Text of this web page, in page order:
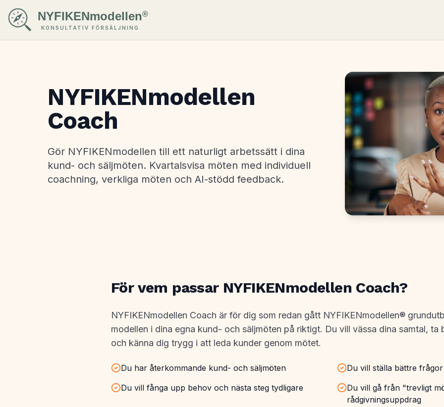
NYFIKENmodellen®
KONSULTATIV FÖRSÄLJNING
NYFIKENmodellen
Coach
Gör NYFIKENmodellen till ett naturligt arbetssätt i dina
kund- och säljmöten. Kvartalsvisa möten med individuell
coachning, verkliga möten och AI-stödd feedback.
För vem passar NYFIKENmodellen Coach?
NYFIKENmodellen Coach är för dig som redan gått NYFIKENmodellen®
modellen i dina egna kund- och säljmöten på riktigt. Du vill vässa dina samtal, ta
och känna dig trygg i att leda kunder genom mötet.
Du har återkommande kund- och säljmöten
Du vill ställa bättre
Du vill fånga upp behov och nästa steg tydligare
Du vill gå från "trevligt
rådgivningsuppdrag